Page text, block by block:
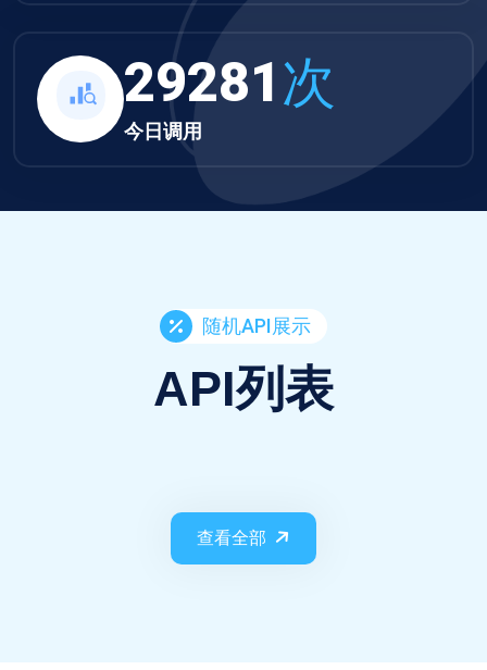
30291次
今日调用
随机API展示
API列表
查看全部